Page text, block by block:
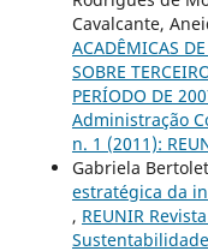
Cavalcante,
ACADÊMICAS
SOBRE
PERÍODO DE
Administração
n. 1 (2011):
Gabriela
estratégica da
, REUNIR